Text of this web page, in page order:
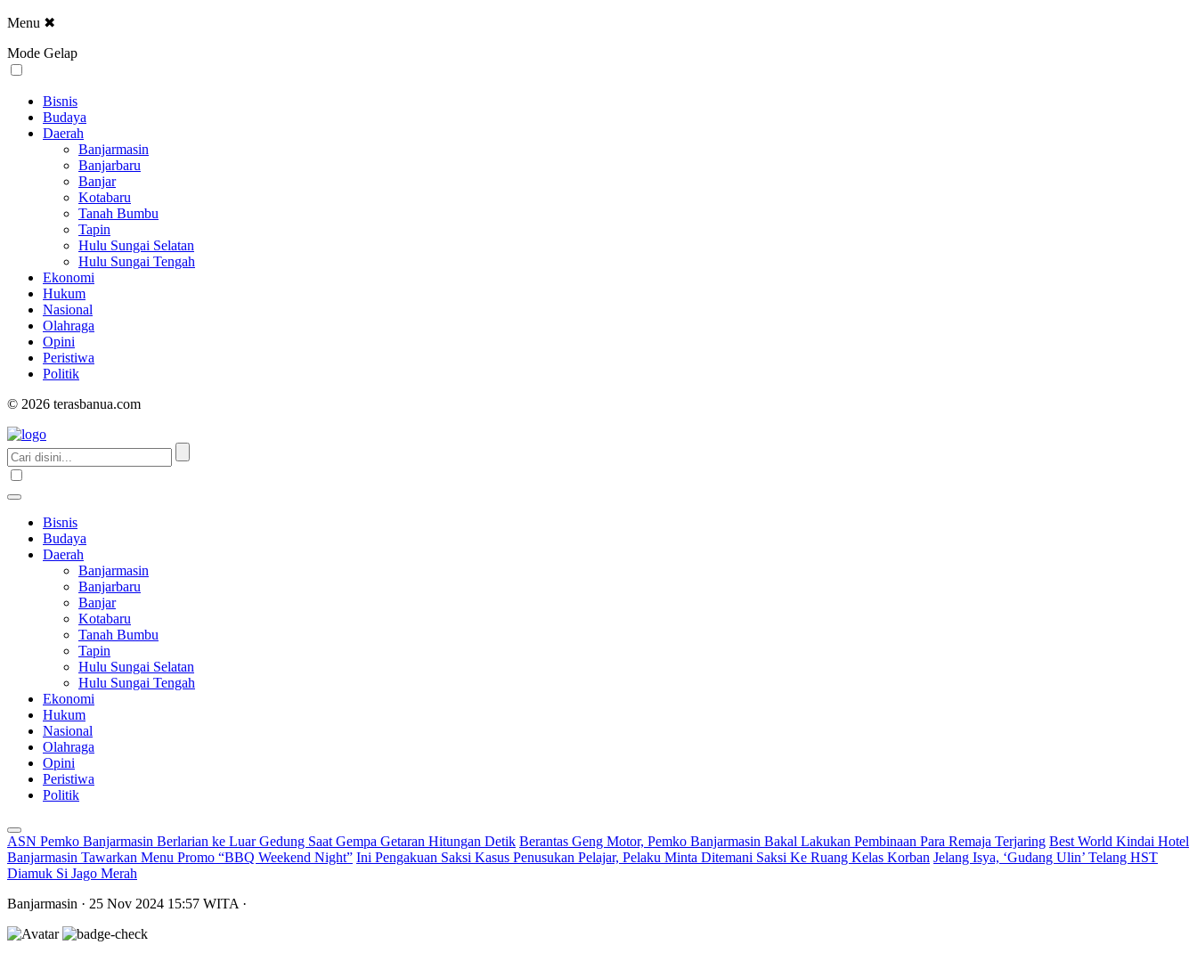
Menu ✖
Mode Gelap
Bisnis
Budaya
Daerah
Banjarmasin
Banjarbaru
Banjar
Kotabaru
Tanah Bumbu
Tapin
Hulu Sungai Selatan
Hulu Sungai Tengah
Ekonomi
Hukum
Nasional
Olahraga
Opini
Peristiwa
Politik
© 2026 terasbanua.com
Bisnis
Budaya
Daerah
Banjarmasin
Banjarbaru
Banjar
Kotabaru
Tanah Bumbu
Tapin
Hulu Sungai Selatan
Hulu Sungai Tengah
Ekonomi
Hukum
Nasional
Olahraga
Opini
Peristiwa
Politik
ASN Pemko Banjarmasin Berlarian ke Luar Gedung Saat Gempa Getaran Hitungan Detik Berantas Geng Motor, Pemko Banjarmasin Bakal Lakukan Pembinaan Para Remaja Terjaring Best World Kindai Hotel
Banjarmasin Tawarkan Menu Promo “BBQ Weekend Night” Ini Pengakuan Saksi Kasus Penusukan Pelajar, Pelaku Minta Ditemani Saksi Ke Ruang Kelas Korban Jelang Isya, ‘Gudang Ulin’ Telang HST
Diamuk Si Jago Merah
Banjarmasin · 25 Nov 2024 15:57 WITA ·